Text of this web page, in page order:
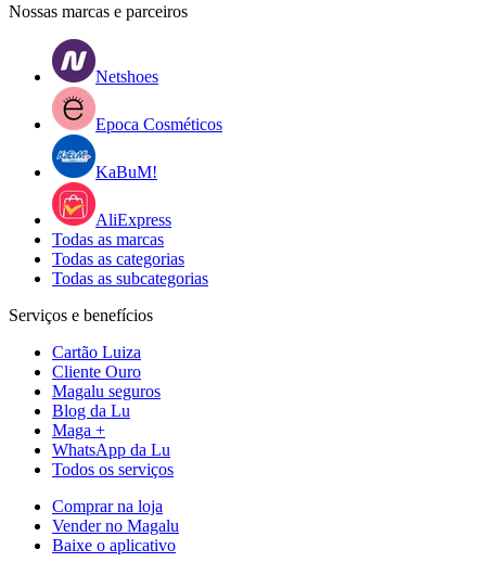
Nossas marcas e parceiros
Netshoes
Epoca Cosméticos
KaBuM!
AliExpress
Todas as marcas
Todas as categorias
Todas as subcategorias
Serviços e benefícios
Cartão Luiza
Cliente Ouro
Magalu seguros
Blog da Lu
Maga +
WhatsApp da Lu
Todos os serviços
Comprar na loja
Vender no Magalu
Baixe o aplicativo